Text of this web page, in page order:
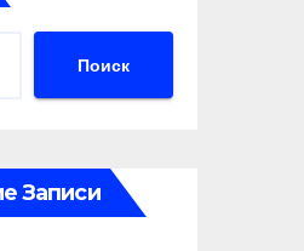
Поиск
Записи